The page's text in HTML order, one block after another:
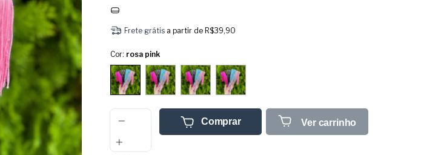
Frete grátis a partir de R$39,90
Cor: rosa pink
Comprar Ver carrinho